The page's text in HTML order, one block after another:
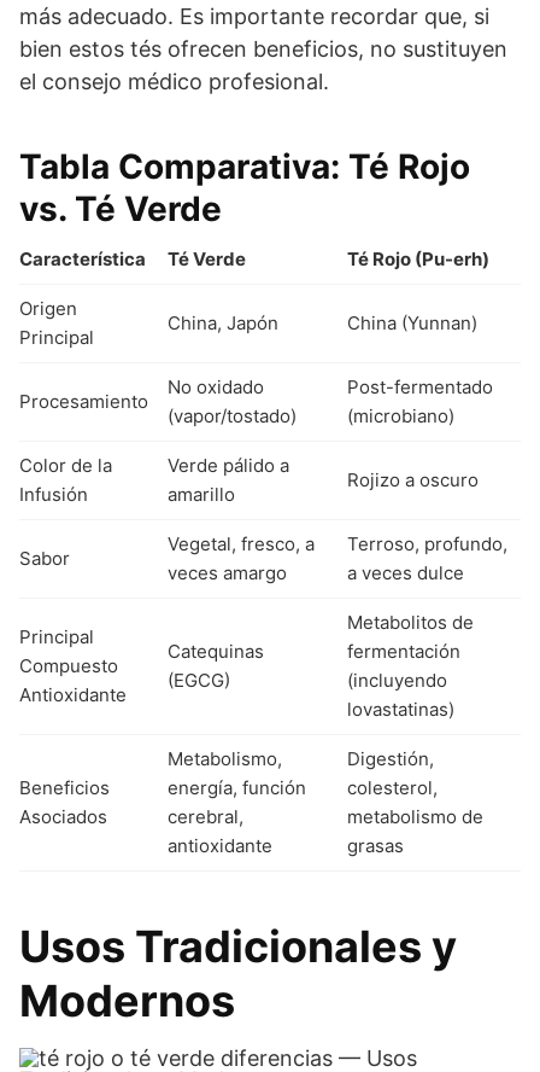
más adecuado. Es importante recordar que, si
bien estos tés ofrecen beneficios, no sustituyen
el consejo médico profesional.
Tabla Comparativa: Té Rojo
vs. Té Verde
Característica Té Verde Té Rojo (Pu-erh)
Origen
Principal
China, Japón China (Yunnan)
Procesamiento
No oxidado
(vapor/tostado)
Post-fermentado
(microbiano)
Color de la
Infusión
Verde pálido a
amarillo
Rojizo a oscuro
Sabor
Vegetal, fresco, a
veces amargo
Terroso, profundo,
a veces dulce
Principal
Compuesto
Antioxidante
Catequinas
(EGCG)
Metabolitos de
fermentación
(incluyendo
lovastatinas)
Beneficios
Asociados
Metabolismo,
energía, función
cerebral,
antioxidante
Digestión,
colesterol,
metabolismo de
grasas
Usos Tradicionales y
Modernos